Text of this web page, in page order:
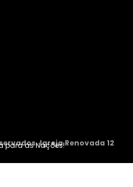
Igreja Renovada 12
para as Nações!